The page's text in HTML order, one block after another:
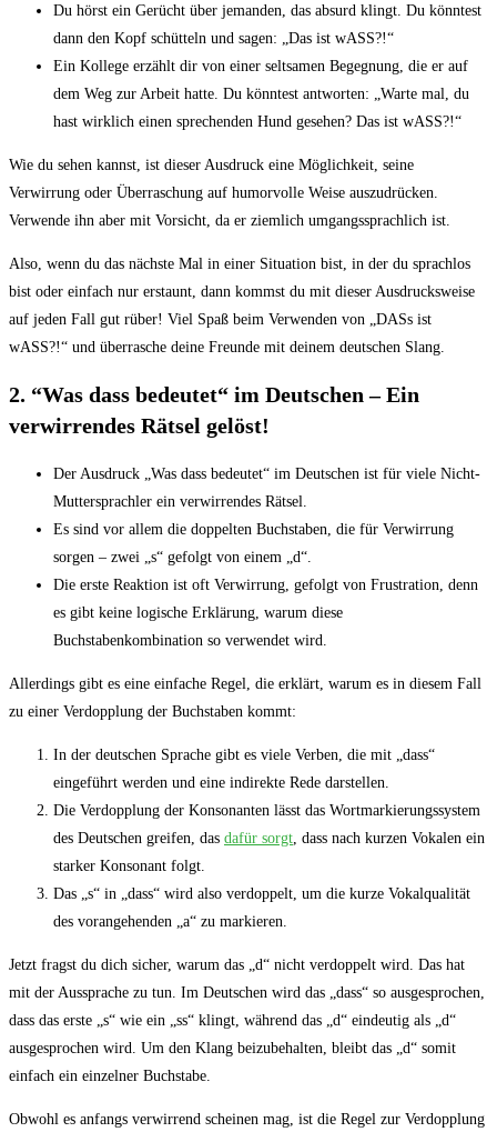
Du​ hörst ein Gerücht über jemanden, das absurd klingt.⁢ Du könntest
dann den Kopf ‌schütteln und sagen:‍ „Das ist wASS?!“
Ein Kollege erzählt dir von einer seltsamen Begegnung, die er auf
dem Weg⁤ zur‍ Arbeit​ hatte. Du könntest antworten: „Warte mal, du
hast wirklich einen sprechenden Hund gesehen? Das ist wASS?!“
Wie du sehen kannst, ist⁢ dieser Ausdruck​ eine Möglichkeit,‌ seine​
Verwirrung oder Überraschung auf humorvolle‍ Weise auszudrücken.
Verwende ihn⁤ aber mit⁣ Vorsicht, da ​er‍ ziemlich umgangssprachlich ist.
Also, wenn du das nächste⁢ Mal‍ in einer Situation ‌bist, in‍ der du sprachlos
bist oder einfach nur erstaunt, dann​ kommst du mit dieser Ausdrucksweise
auf jeden‍ Fall gut rüber! Viel Spaß beim Verwenden von „DASs ‍ist
wASS?!“ und überrasche deine Freunde mit‍ deinem deutschen Slang.
2. ​“Was dass ‍bedeutet“ im Deutschen – Ein
verwirrendes Rätsel ⁣gelöst!
Der Ausdruck „Was dass bedeutet“ im Deutschen ist für viele ⁤Nicht-
Muttersprachler ein⁣ verwirrendes Rätsel.
Es sind vor allem die doppelten Buchstaben,⁢ die für Verwirrung
sorgen – zwei „s“ gefolgt‌ von einem „d“.
Die erste Reaktion ist oft ‌Verwirrung, gefolgt von Frustration, denn
es gibt keine logische Erklärung, warum diese
Buchstabenkombination so verwendet wird.
Allerdings gibt es ‍eine einfache Regel, die erklärt,​ warum es in diesem Fall
zu einer Verdopplung der Buchstaben kommt:
In der deutschen Sprache gibt‍ es viele Verben, die mit „dass“
eingeführt werden und eine indirekte Rede darstellen.
Die Verdopplung der Konsonanten ​lässt das Wortmarkierungssystem
des Deutschen greifen, das dafür sorgt , dass nach kurzen Vokalen ein
starker Konsonant​ folgt.
Das „s“⁢ in „dass“⁣ wird also verdoppelt, um die kurze Vokalqualität
des vorangehenden „a“ zu markieren.
Jetzt​ fragst du dich sicher, ‌warum das „d“ nicht verdoppelt ‌wird. Das hat
mit der Aussprache zu tun. Im Deutschen wird‌ das „dass“ so ausgesprochen,
dass das erste „s“ wie ein „ss“ klingt, während ⁤das „d“ eindeutig ​als⁢ „d“
ausgesprochen wird. Um den Klang beizubehalten, ‌bleibt das „d“ somit
einfach ein einzelner Buchstabe.
Obwohl es anfangs ​verwirrend scheinen mag, ist die⁢ Regel zur Verdopplung